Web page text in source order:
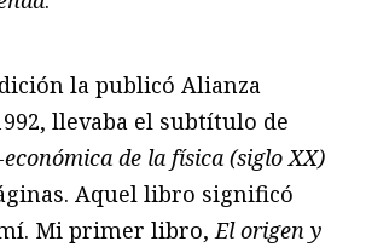
la publicó Alianza
llevaba el subtítulo de
de la física (siglo XX)
Aquel libro significó
Mi primer libro,El origen y